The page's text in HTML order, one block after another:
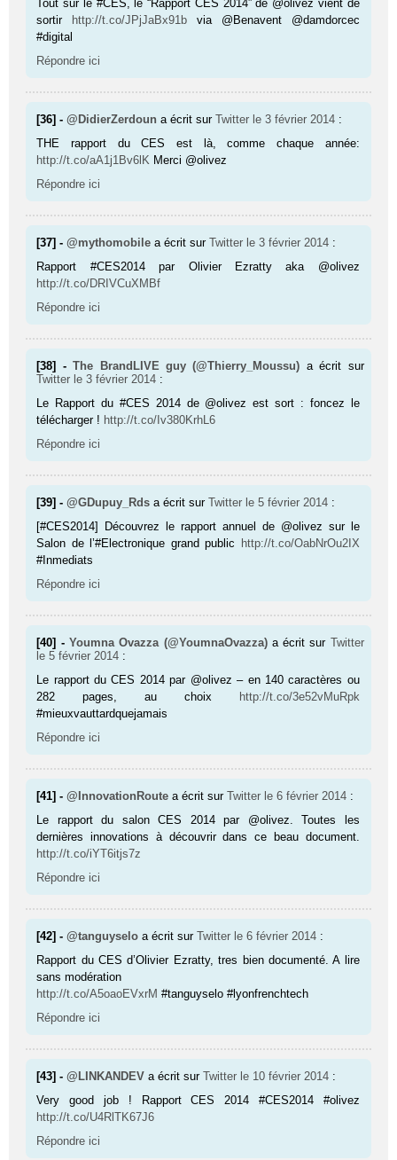
Tout sur le #CES, le “Rapport CES 2014” de @olivez vient de
sortir http://t.co/JPjJaBx91b via @Benavent @damdorcec
#digital
Répondre ici
[36] -@DidierZerdoun a écrit surTwitter le 3 février 2014 :
THE rapport du CES est là, comme chaque année:
http://t.co/aA1j1Bv6lK Merci @olivez
Répondre ici
[37] -@mythomobile a écrit surTwitter le 3 février 2014 :
Rapport #CES2014 par Olivier Ezratty aka @olivez
http://t.co/DRIVCuXMBf
Répondre ici
[38] -The BrandLIVE guy (@Thierry_Moussu) a écrit sur
Twitter le 3 février 2014 :
Le Rapport du #CES 2014 de @olivez est sort : foncez le
télécharger ! http://t.co/Iv380KrhL6
Répondre ici
[39] -@GDupuy_Rds a écrit surTwitter le 5 février 2014 :
[#CES2014] Découvrez le rapport annuel de @olivez sur le
Salon de l’#Electronique grand public http://t.co/OabNrOu2IX
#Inmediats
Répondre ici
[40] - Youmna Ovazza (@YoumnaOvazza) a écrit sur Twitter
le 5 février 2014 :
Le rapport du CES 2014 par @olivez – en 140 caractères ou
282 pages, au choix http://t.co/3e52vMuRpk
#mieuxvauttardquejamais
Répondre ici
[41] -@InnovationRoute a écrit surTwitter le 6 février 2014 :
Le rapport du salon CES 2014 par @olivez. Toutes les
dernières innovations à découvrir dans ce beau document.
http://t.co/iYT6itjs7z
Répondre ici
[42] -@tanguyselo a écrit surTwitter le 6 février 2014 :
Rapport du CES d’Olivier Ezratty, tres bien documenté. A lire
sans modération
http://t.co/A5oaoEVxrM #tanguyselo #lyonfrenchtech
Répondre ici
[43] -@LINKANDEV a écrit surTwitter le 10 février 2014 :
Very good job ! Rapport CES 2014 #CES2014 #olivez
http://t.co/U4RlTK67J6
Répondre ici